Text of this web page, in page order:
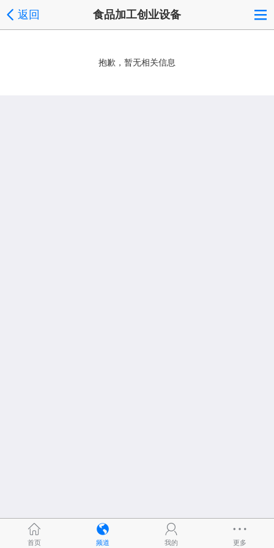
返回 食品加工创业设备
抱歉，暂无相关信息
首页 频道 我的 更多